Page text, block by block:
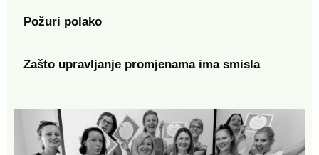
Požuri polako
Zašto upravljanje promjenama ima smisla